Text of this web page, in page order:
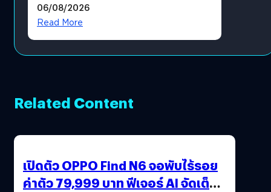
?
06/08/2026
Read More
Related Content
เปิดตัว OPPO Find N6 จอพับไร้รอย
ค่าตัว 79,999 บาท ฟีเจอร์ AI จัดเต็ม